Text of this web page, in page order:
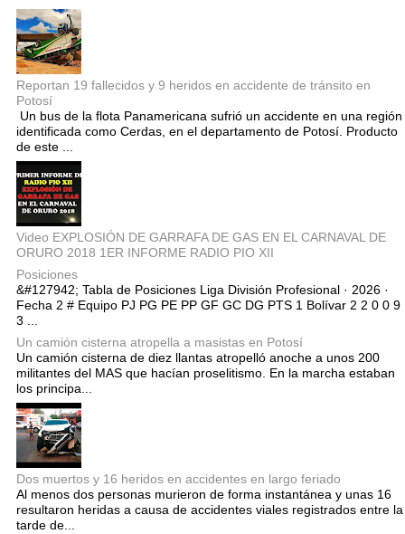
Reportan 19 fallecidos y 9 heridos en accidente de tránsito en
Potosí
Un bus de la flota Panamericana sufrió un accidente en una región
identificada como Cerdas, en el departamento de Potosí. Producto
de este ...
Video EXPLOSIÓN DE GARRAFA DE GAS EN EL CARNAVAL DE
ORURO 2018 1ER INFORME RADIO PIO XII
Posiciones
&#127942; Tabla de Posiciones Liga División Profesional · 2026 ·
Fecha 2 # Equipo PJ PG PE PP GF GC DG PTS 1 Bolívar 2 2 0 0 9
3 ...
Un camión cisterna atropella a masistas en Potosí
Un camión cisterna de diez llantas atropelló anoche a unos 200
militantes del MAS que hacían proselitismo. En la marcha estaban
los principa...
Dos muertos y 16 heridos en accidentes en largo feriado
Al menos dos personas murieron de forma instantánea y unas 16
resultaron heridas a causa de accidentes viales registrados entre la
tarde de...